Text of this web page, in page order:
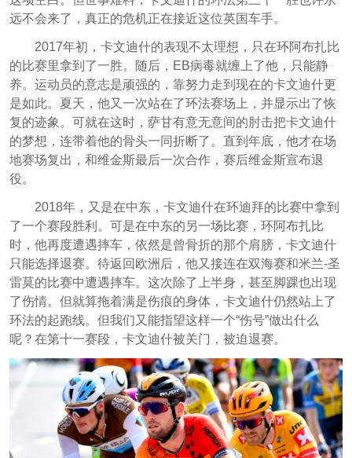
远不会来了，真正的危机正在接近这位英国车手。
2017年初，卡文迪什的表现不太理想，只在环阿布扎比
的比赛里拿到了一胜。随后，EB病毒就缠上了他，只能静
养。运动员的意志是顽强的，靠努力走到现在的卡文迪什更
是如此。夏天，他又一次站在了环法赛场上，并显示出了恢
复的迹象。可就在这时，萨甘有意无意间的肘击把卡文迪什
的梦想，连带着他的骨头一同折断了。直到年底，他才在场
地赛场复出，和维金斯最后一次合作，赛后维金斯宣布退
役。
2018年，又是在中东，卡文迪什在环迪拜的比赛中拿到
了一个赛段胜利。可是在中东的另一场比赛，环阿布扎比
时，他再度遭遇摔车，依然是曾骨折的那个肩膀，卡文迪什
只能选择退赛。待返回欧洲后，他又接连在双海赛和米兰-圣
雷莫的比赛中遭遇摔车。这次除了上半身，甚至脚踝也出现
了伤情。但就算拖着满是伤痕的身体，卡文迪什仍然站上了
环法的起跑线。但我们又能指望这样一个“伤号”做出什么
呢？在第十一赛段，卡文迪什被关门，被迫退赛。